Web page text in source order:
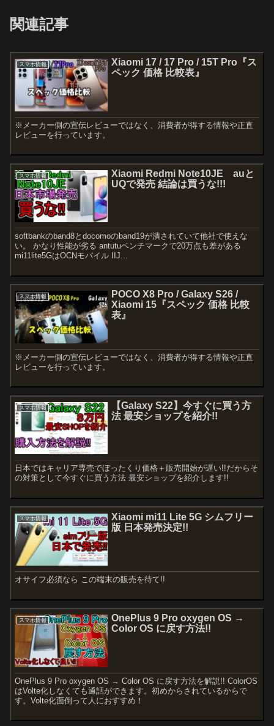
関連記事
スマホ情報
Xiaomi 17 / 17 Pro / 15T Pro『ス
ペック 価格 比較表』
※メーカー側の宣伝レビューではなく、消費者が得する情報や正直
レビューを行っています。
スマホ情報
Xiaomi Redmi Note10JE auと
UQで発売 結論は買うな!!!
softbankのband8とdocomoのband19が潰されていて他社で使えな
い。 かなり性能が劣る antutuベンチマークで20万点も差がある
mi11lite5GはOCNモバイル IIJ...
スマホ情報
POCO X8 Pro / Galaxy S26 /
Xiaomi 15『スペック 価格 比較
表』
※メーカー側の宣伝レビューではなく、消費者が得する情報や正直
レビューを行っています。
スマホ情報
【Galaxy S22】今すぐに買う方
法 最安ショップを紹介!!
日本ではキャリア専売でぼったくり価格＋販売開始が遅い!!だからそ
の対策として今すぐに買う方法 最安ショップを紹介します!!
スマホ情報
Xiaomi mi11 Lite 5G シムフリー
版 日本発売決定!!
オサイフ必須なら この端末の販売を待て!!
スマホ情報
OnePlus 9 Pro oxygen OS →
Color OS に戻す方法!!
OnePlus 9 Pro oxygen OS → Color OS に戻す方法を解説!! ColorOS
はVolte化しなくても通話ができます。初めからされているからで
す。Volte化面倒って人におすすめ！